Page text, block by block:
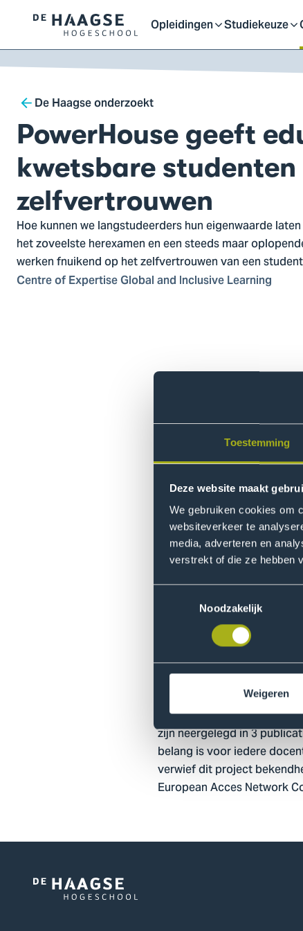
Toestemming
Deze website maakt
We gebruiken cookies om
websiteverkeer te
media, adverteren en
verstrekt of die ze hebben
Noodzakelijk
Weigeren
Logo
van
De
Hogeschool,
ga
naar
de
homepagina
Opleidingen
Open
sluit
submenu
Studiekeuze
Open
sluit
submenu
Breadcrumb
De Haagse onderzoekt
PowerHouse geeft
kwetsbare studenten
zelfvertrouwen
Hoe kunnen we langstudeerders hun eigenwaarde
het zoveelste herexamen en een steeds maar
werken fnuikend op het zelfvertrouwen van een
Centre of Expertise Global and Inclusive Learning
Hoe kunnen we
maar oplopende
het lectoraat Inclusive
leergemeenschappen te
Een belangrijke
Inclusieve leeromgevingen
In het project
versterken. Met veel
de arbeidsmarkt.
Blijvende
Het inmiddels afgesloten
zijn neergelegd in 3
belang is voor iedere
verwief dit project
European Acces Network
Logo